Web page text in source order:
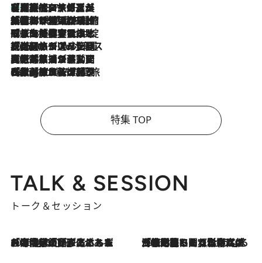
2026.8.7
【厳選旅コスメ】「多機能アイテムがメイン！」旅好き美容エディターが選んだ夏旅ベストコスメを発表【Mサイズジップ】
2026.8.6
「荷物が増えるほど旅ストレスは増す」美容ジャーナリストがたどり着いた最終結論。“化粧品を劇的に減らす”感動の凝縮美容とは
2026.8.6
「旅先には金髪ウィッグを持参」日本と同じメイクでは損してる!? 美容ジャーナリストが提案する“掟破りの旅美容”とは
2026.8.6
【厳選旅コスメ】「身軽さ＆UV対策重視！」ヘアアーティストshucoが選んだ夏旅ベストコスメを発表【Mサイズジップ】
2026.8.5
【厳選旅コスメ】国内をあちこち移動する河井菜摘が選んだ夏旅ベストコスメ発表！「リラックスアイテムはマスト」【Mサイズジップ】
2026.8.4
【厳選旅コスメ】「紫外線＆乾燥対策しながらメイク感も！」ヘア＆メイクGeorgeが選んだ夏旅ベストコスメを発表！【Mサイズジップ】
特集 TOP
TALK & SESSION
トーク＆セッション
2026.8.3
「今後値上げがあるとすれば…」「リスクがあるのは今年の冬」エネルギー専門家が語る、ホルムズ海峡封鎖が家庭にもたらす“ある心配” 2026.8.3
「住宅建てられない…」「サーチャージ料の高値が続いている」ホルムズ海峡封鎖による影響はいつまで続く？《エネルギー専門家に聞く“どうなる日本の暮らし”》